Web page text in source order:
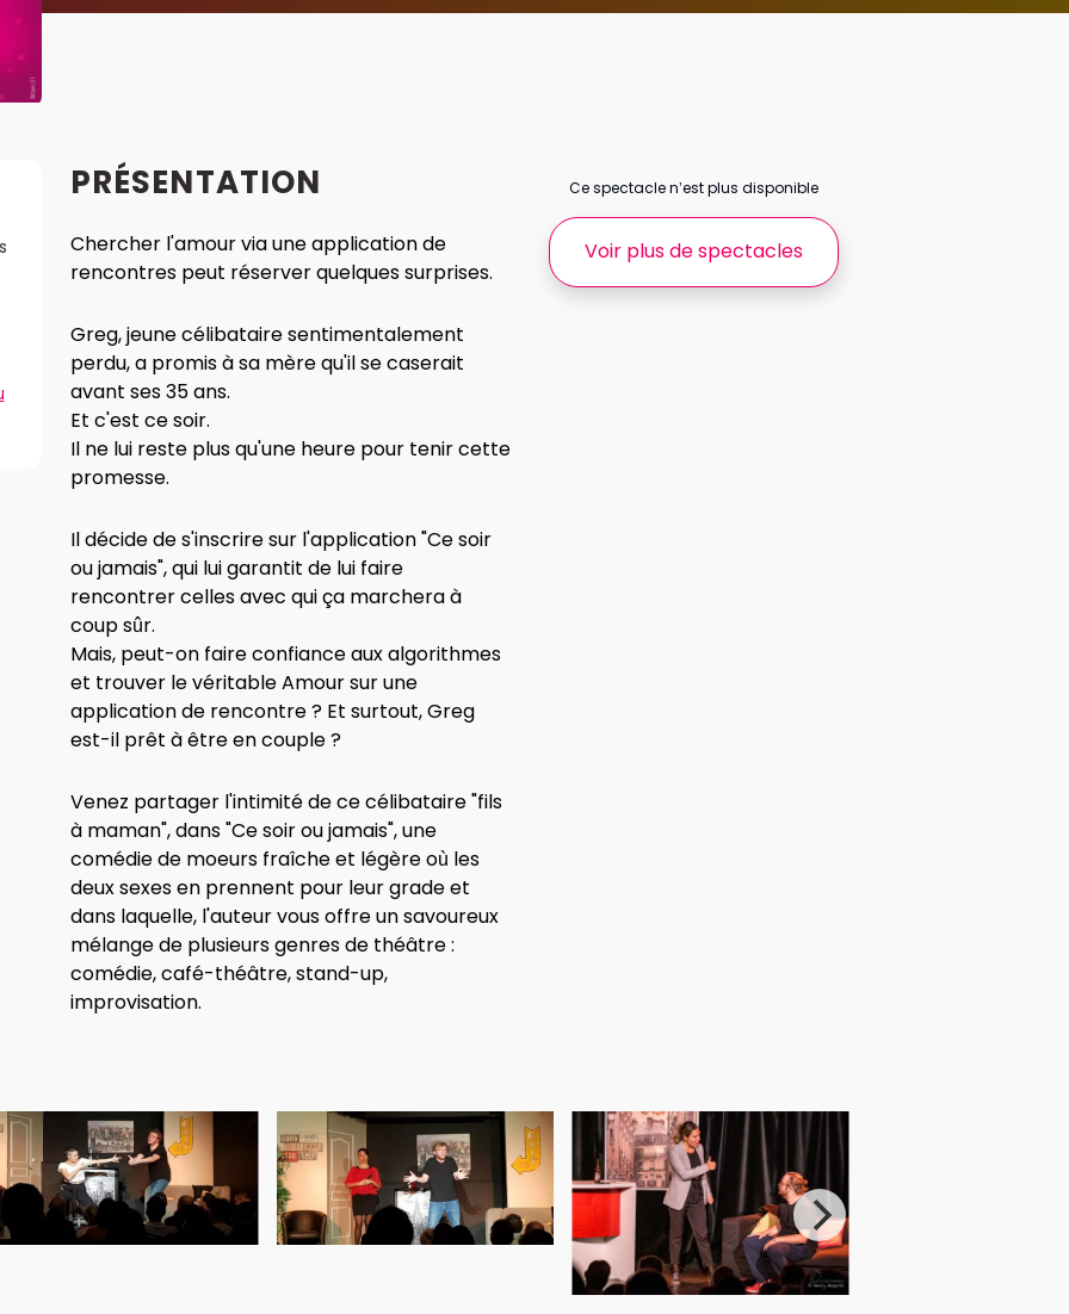
PRÉSENTATION
Chercher l'amour via une application de
rencontres peut réserver quelques surprises.
Greg, jeune célibataire sentimentalement
perdu, a promis à sa mère qu'il se caserait
avant ses 35 ans.
Et c'est ce soir.
Il ne lui reste plus qu'une heure pour tenir cette
promesse.
Il décide de s'inscrire sur l'application "Ce soir
ou jamais", qui lui garantit de lui faire
rencontrer celles avec qui ça marchera à
coup sûr.
Mais, peut-on faire confiance aux algorithmes
et trouver le véritable Amour sur une
application de rencontre ? Et surtout, Greg
est-il prêt à être en couple ?
Venez partager l'intimité de ce célibataire "fils
à maman", dans "Ce soir ou jamais", une
comédie de moeurs fraîche et légère où les
deux sexes en prennent pour leur grade et
dans laquelle, l'auteur vous offre un savoureux
mélange de plusieurs genres de théâtre :
comédie, café-théâtre, stand-up,
improvisation.
Ce spectacle n’est plus disponible
Voir plus de spectacles